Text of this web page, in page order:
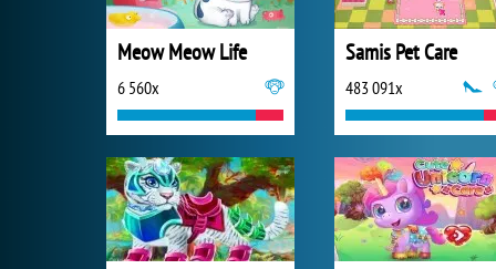
Meow Meow Life
6 560x
Samis Pet Care
483 091x